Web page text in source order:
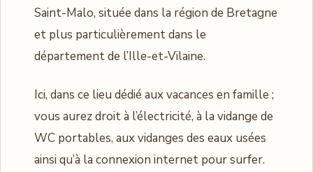
Saint-Malo, située dans la région de Bretagne
et plus particulièrement dans le
département de l’Ille-et-Vilaine.
Ici, dans ce lieu dédié aux vacances en famille ;
vous aurez droit à l’électricité, à la vidange de
WC portables, aux vidanges des eaux usées
ainsi qu’à la connexion internet pour surfer.